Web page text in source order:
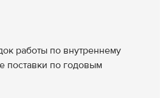
работы по внутреннему
поставки по годовым